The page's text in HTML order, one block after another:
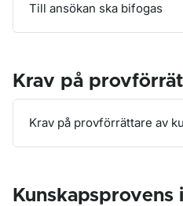
Till ansökan ska bifogas
Krav på
Krav på provförrättare av
Kunskapsprovens